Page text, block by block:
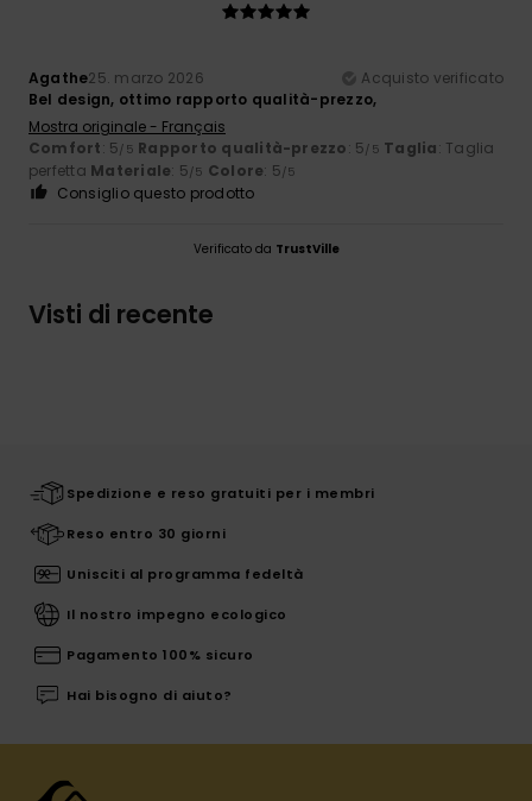
Agathe25. marzo 2026
Acquisto verificato
Bel design, ottimo rapporto qualità-prezzo,
Mostra originale - Français
Comfort: 5/5 Rapporto qualità-prezzo: 5/5 Taglia: Taglia
perfetta Materiale: 5/5 Colore: 5/5
Consiglio questo prodotto
Verificato da TrustVille
Visti di recente
Spedizione e reso gratuiti per i membri
Reso entro 30 giorni
Unisciti al programma fedeltà
Il nostro impegno ecologico
Pagamento 100% sicuro
Hai bisogno di aiuto?